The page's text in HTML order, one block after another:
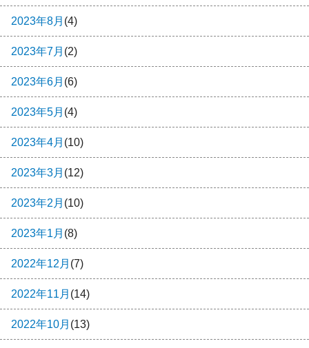
2023年8月 (4)
2023年7月 (2)
2023年6月 (6)
2023年5月 (4)
2023年4月 (10)
2023年3月 (12)
2023年2月 (10)
2023年1月 (8)
2022年12月 (7)
2022年11月 (14)
2022年10月 (13)